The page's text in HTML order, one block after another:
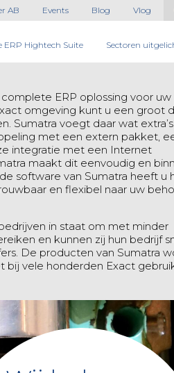
AB Events Blog Vlog
ERP Hightech Suite Sectoren
ERP oplossing voor uw
omgeving kunt u een groot
Sumatra voegt daar wat
met een extern pakket,
integratie met een Internet
maakt dit eenvoudig en
software van Sumatra heeft u
en flexibel naar uw
in staat om met minder
en kunnen zij hun bedrijf
De producten van Sumatra
vele honderden Exact